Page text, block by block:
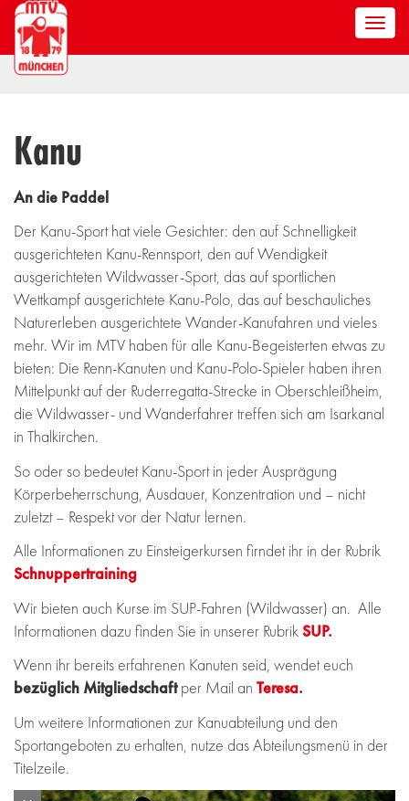
Kanu
An die Paddel
Der Kanu-Sport hat viele Gesichter: den auf Schnelligkeit
ausgerichteten Kanu-Rennsport, den auf Wendigkeit
ausgerichteten Wildwasser-Sport, das auf sportlichen
Wettkampf ausgerichtete Kanu-Polo, das auf beschauliches
Naturerleben ausgerichtete Wander-Kanufahren und vieles
mehr. Wir im MTV haben für alle Kanu-Begeisterten etwas zu
bieten: Die Renn-Kanuten und Kanu-Polo-Spieler haben ihren
Mittelpunkt auf der Ruderregatta-Strecke in Oberschleißheim,
die Wildwasser- und Wanderfahrer treffen sich am Isarkanal
in Thalkirchen.
So oder so bedeutet Kanu-Sport in jeder Ausprägung
Körperbeherrschung, Ausdauer, Konzentration und – nicht
zuletzt – Respekt vor der Natur lernen.
Alle Informationen zu Einsteigerkursen firndet ihr in der Rubrik
Schnuppertraining
Wir bieten auch Kurse im SUP-Fahren (Wildwasser) an. Alle
Informationen dazu finden Sie in unserer Rubrik SUP.
Wenn ihr bereits erfahrenen Kanuten seid, wendet euch
bezüglich Mitgliedschaftper Mail an Teresa.
Um weitere Informationen zur Kanuabteilung und den
Sportangeboten zu erhalten, nutze das Abteilungsmenü in der
Titelzeile.